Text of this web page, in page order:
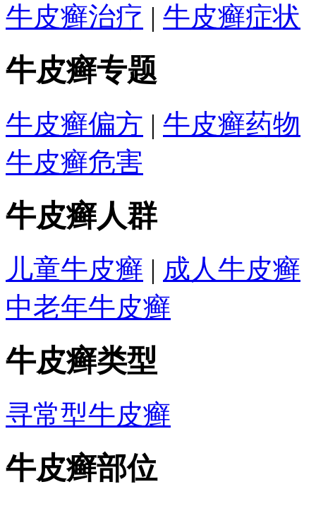
牛皮癣治疗 | 牛皮癣症状
牛皮癣专题
牛皮癣偏方 | 牛皮癣药物
牛皮癣危害
牛皮癣人群
儿童牛皮癣 | 成人牛皮癣
中老年牛皮癣
牛皮癣类型
寻常型牛皮癣
牛皮癣部位